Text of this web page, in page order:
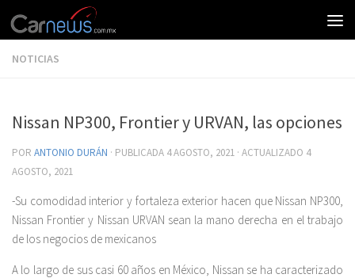
NOTICIAS
Nissan NP300, Frontier y URVAN, las opciones
POR ANTONIO DURÁN · PUBLICADA 4 AGOSTO, 2021 · ACTUALIZADO 4
AGOSTO, 2021
-Su comodidad interior y fortaleza exterior hacen que Nissan NP300,
Nissan Frontier y Nissan URVAN sean la mano derecha en el trabajo
de los negocios de mexicanos
A lo largo de sus casi 60 años en México, Nissan se ha caracterizado